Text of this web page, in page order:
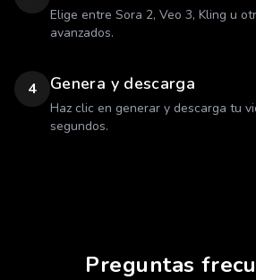
Elige entre Sora 2, Veo 3, Kling u
avanzados.
4 Genera y descarga
Haz clic en generar y descarga tu
segundos.
Preguntas